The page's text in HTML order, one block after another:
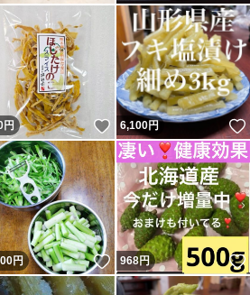
ね！
円 いいね！
6,100円
ね！
円 いいね！
968円